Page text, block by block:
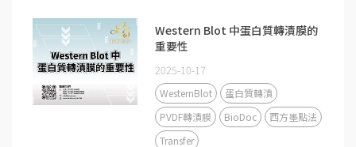
Western Blot 中蛋白質轉漬膜的
重要性
2025-10-17
WesternBlot
蛋白質轉漬
PVDF轉漬膜
BioDoc
西方墨點法
Transfer